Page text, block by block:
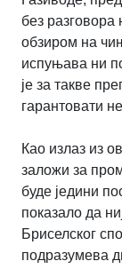
без
обзиром на
испуњава ни
је за такве
гарантовати
Као излаз из
заложи за
буде једини
показало да
Бриселског
подразумева